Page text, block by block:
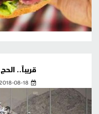
قريباً..
2018-08-18